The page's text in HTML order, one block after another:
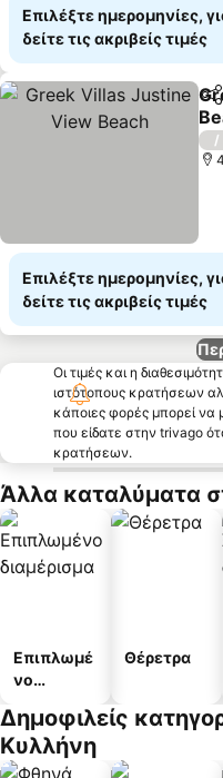
Επιλέξτε ημερομηνίες,
δείτε τις ακριβείς τιμές
/
Επιλέξτε ημερομηνίες,
δείτε τις ακριβείς τιμές
Οι τιμές και η
ιστότοπους κρατήσεων
κάποιες φορές μπορεί να
που είδατε στην trivago
κρατήσεων.
Άλλα καταλύματα
Επιπλωμέ
νο
α
Θέρετρα
Δημοφιλείς
Κυλλήνη